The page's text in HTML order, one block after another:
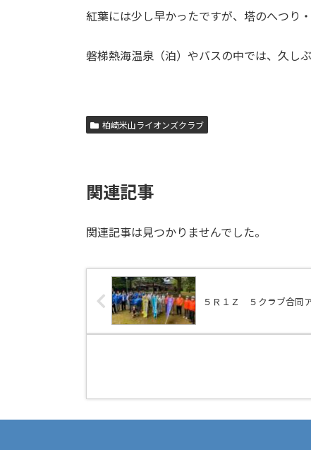
紅葉には少し早かったですが、塔のへつり
磐梯熱海温泉（泊）やバスの中では、久し
柏崎米山ライオンズクラブ
関連記事
関連記事は見つかりませんでした。
５Ｒ１Ｚ ５クラブ合同